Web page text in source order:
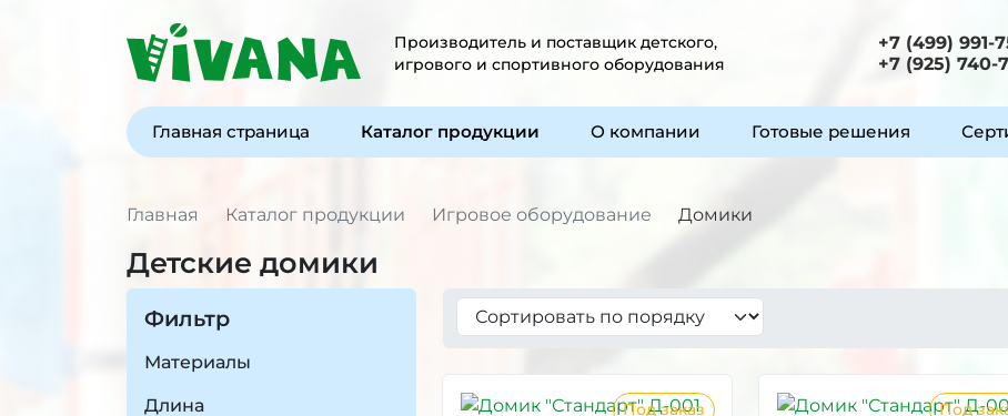
Производитель и поставщик детского,
игрового и спортивного оборудования
+7 (499) 991-
+7 (925) 740-
Главная страница Каталог продукции О компании Готовые решения
Главная Каталог продукции Игровое оборудование Домики
Детские домики
Фильтр
Материалы
Длина Под заказ Под